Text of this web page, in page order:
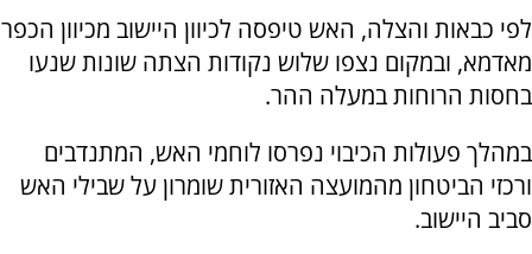
לפי כבאות והצלה, האש טיפסה לכיוון היישוב מכיוון הכפר
מאדמא, ובמקום נצפו שלוש נקודות הצתה שונות שנעו
בחסות הרוחות במעלה ההר.
במהלך פעולות הכיבוי נפרסו לוחמי האש, המתנדבים
ורכזי הביטחון מהמועצה האזורית שומרון על שבילי האש
סביב היישוב.